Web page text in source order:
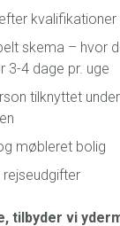
kvalifikationer
skema – hvor
3-4 dage pr. uge
tilknyttet
møbleret bolig
tilbyder vi